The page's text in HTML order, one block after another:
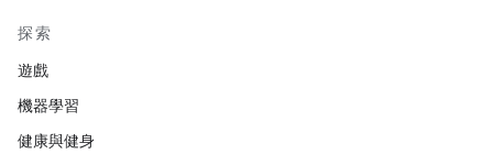
探索
遊戲
機器學習
健康與健身